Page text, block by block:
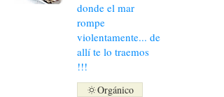
donde el mar
rompe
violentamente... de
allí te lo traemos
!!!
Orgánico